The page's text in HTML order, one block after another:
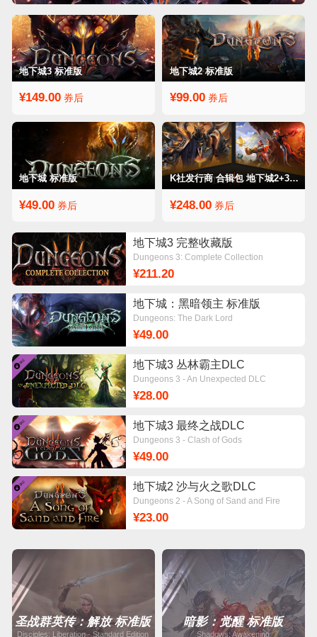
地下城3 标准版
¥149.00券后
地下城2 标准版
¥99.00券后
地下城 标准版
¥49.00券后
K社发行商 合辑包 地下城2+3合辑
¥248.00券后
地下城3 完整收藏版
Dungeons 3: Complete Collection
¥211.20
地下城：黑暗领主 标准版
Dungeons: The Dark Lord
¥49.00
地下城3 丛林霸主DLC
Dungeons 3 - An Unexpected DLC
¥28.00
地下城3 最终之战DLC
Dungeons 3 - Clash of Gods
¥49.00
地下城2 沙与火之歌DLC
Dungeons 2 - A Song of Sand and Fire
¥23.00
圣战群英传：解放 标准版
Disciples: Liberation - Standard Edition
暗影：觉醒 标准版
Shadows: Awakening